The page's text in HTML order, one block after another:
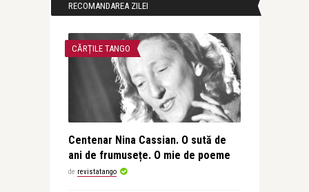
RECOMANDAREA ZILEI
CĂRȚILE TANGO
Centenar Nina Cassian. O sută de
ani de frumusețe. O mie de poeme
de revistatango